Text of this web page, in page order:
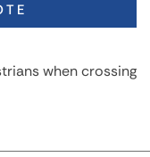
when crossing